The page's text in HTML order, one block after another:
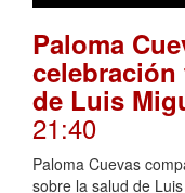
Paloma
de Luis
21:40
Paloma Cuevas
sobre la salud de